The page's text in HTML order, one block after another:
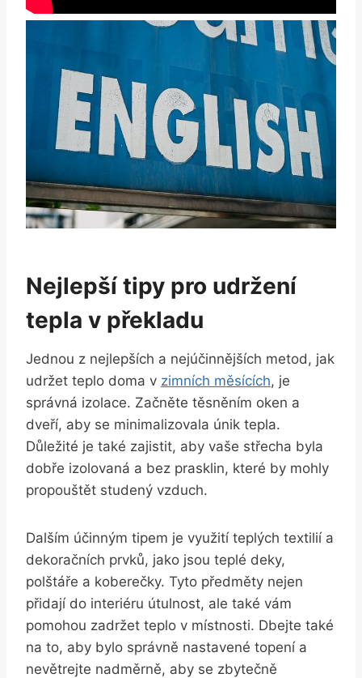
Nejlepší tipy pro udržení
tepla v překladu
Jednou z nejlepších a nejúčinnějších metod, jak
udržet teplo doma v zimních měsících, je
správná izolace. Začněte těsněním oken a
dveří, aby se minimalizovala únik tepla.
Důležité je také zajistit, aby vaše střecha byla
dobře izolovaná a bez prasklin, které by mohly
propouštět studený vzduch.
Dalším účinným tipem je využití teplých textilií a
dekoračních prvků, jako jsou teplé deky,
polštáře a koberečky. Tyto předměty nejen
přidají do interiéru útulnost, ale také vám
pomohou zadržet teplo v místnosti. Dbejte také
na to, aby bylo správně nastavené topení a
nevětrejte nadměrně, aby se zbytečně